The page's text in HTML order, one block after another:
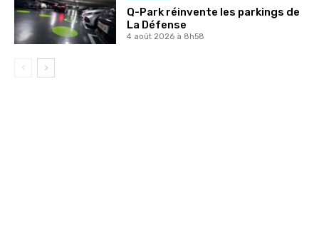
Q-Park réinvente les parkings de
La Défense
4 août 2026 à 8h58